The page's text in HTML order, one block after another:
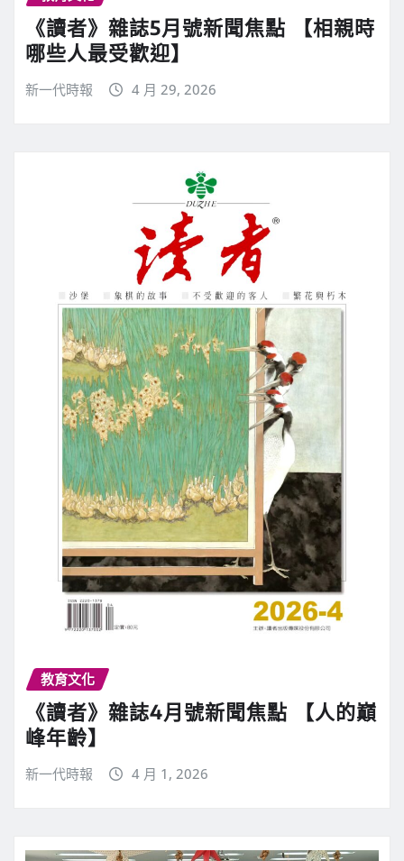
《讀者》雜誌5月號新聞焦點 【相親時
哪些人最受歡迎】
新一代時報 4 月 29, 2026
教育文化
《讀者》雜誌4月號新聞焦點 【人的巔
峰年齡】
新一代時報 4 月 1, 2026